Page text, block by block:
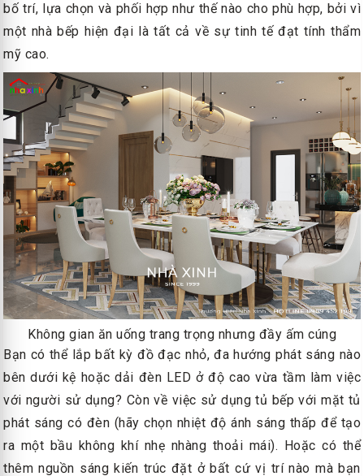
bố trí, lựa chọn và phối hợp như thế nào cho phù hợp, bởi vì
một nhà bếp hiện đại là tất cả về sự tinh tế đạt tính thẩm
mỹ cao.
Không gian ăn uống trang trọng nhưng đầy ấm cúng
Bạn có thể lắp bất kỳ đồ đạc nhỏ, đa hướng phát sáng nào
bên dưới kệ hoặc dải đèn LED ở độ cao vừa tầm làm việc
với người sử dụng? Còn về việc sử dụng tủ bếp với mặt tủ
phát sáng có đèn (hãy chọn nhiệt độ ánh sáng thấp để tạo
ra một bầu không khí nhẹ nhàng thoải mái). Hoặc có thể
thêm nguồn sáng kiến ​​trúc đặt ở bất cứ vị trí nào mà bạn